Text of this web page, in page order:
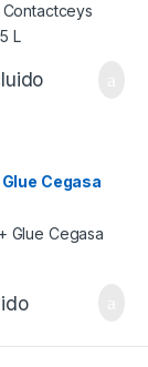
Cegasa